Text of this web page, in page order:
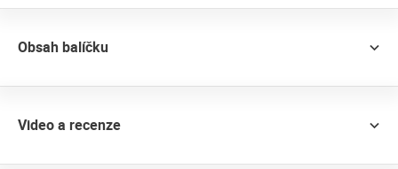
Obsah balíčku
Video a recenze